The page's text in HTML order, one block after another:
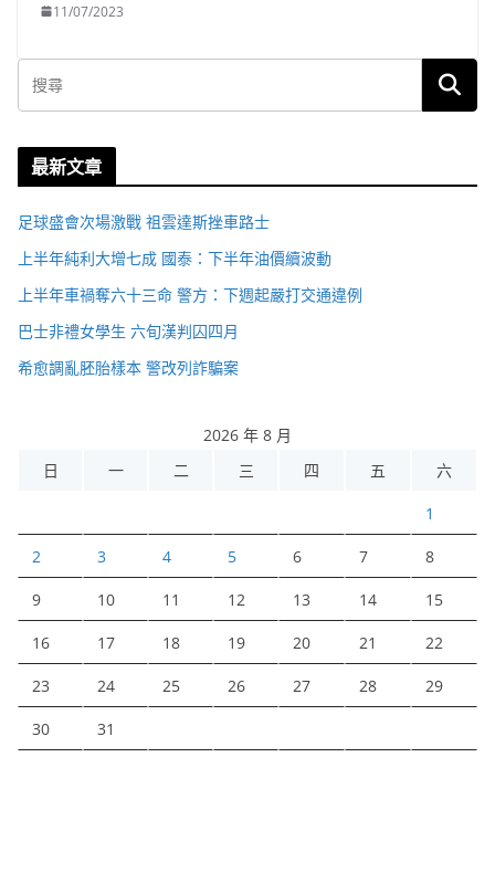
11/07/2023
最新文章
足球盛會次場激戰 祖雲達斯挫車路士
上半年純利大增七成 國泰：下半年油價續波動
上半年車禍奪六十三命 警方：下週起嚴打交通違例
巴士非禮女學生 六旬漢判囚四月
希愈調亂胚胎樣本 警改列詐騙案
2026 年 8 月
日
一 二 三 四 五 六
1
2 3 4 5 6 7 8
9 10 11 12 13 14 15
16 17 18 19 20 21 22
23 24 25 26 27 28 29
30 31